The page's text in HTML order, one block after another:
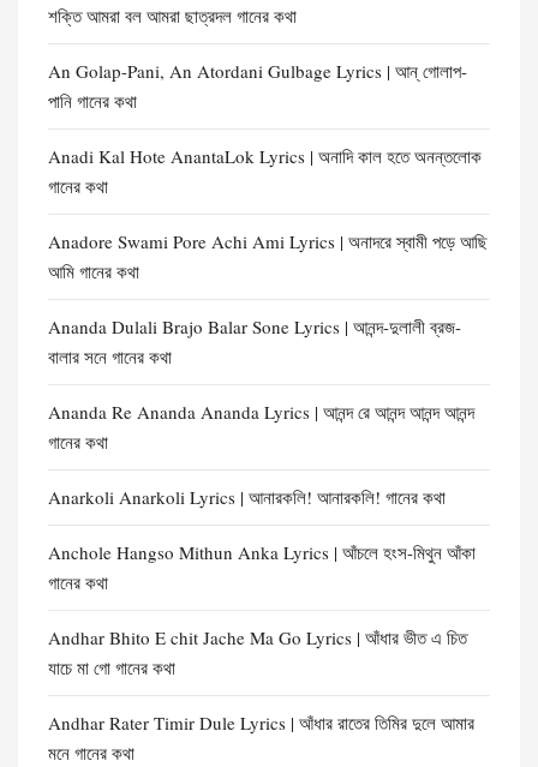
শক্তি আমরা বল আমরা ছাত্রদল গানের কথা
An Golap-Pani, An Atordani Gulbage Lyrics | আন্ গোলাপ-
পানি গানের কথা
Anadi Kal Hote AnantaLok Lyrics | অনাদি কাল হতে অনন্তলোক
গানের কথা
Anadore Swami Pore Achi Ami Lyrics | অনাদরে স্বামী পড়ে আছি
আমি গানের কথা
Ananda Dulali Brajo Balar Sone Lyrics | আনন্দ-দুলালী ব্রজ-
বালার সনে গানের কথা
Ananda Re Ananda Ananda Lyrics | আনন্দ রে আনন্দ আনন্দ আনন্দ
গানের কথা
Anarkoli Anarkoli Lyrics | আনারকলি! আনারকলি! গানের কথা
Anchole Hangso Mithun Anka Lyrics | আঁচলে হংস-মিথুন আঁকা
গানের কথা
Andhar Bhito E chit Jache Ma Go Lyrics | আঁধার ভীত এ চিত
যাচে মা গো গানের কথা
Andhar Rater Timir Dule Lyrics | আঁধার রাতের তিমির দুলে আমার
মনে গানের কথা